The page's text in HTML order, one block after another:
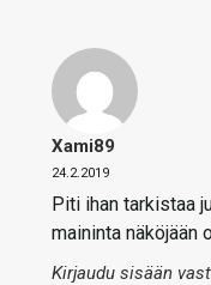
Xami89
24.2.2019
Piti ihan tarkistaa
maininta näköjään
Kirjaudu sisään